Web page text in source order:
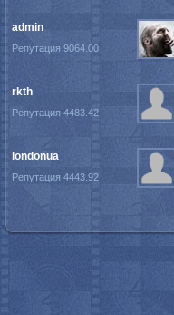
admin
Репутация 9064.00
rkth
Репутация 4483.42
londonua
Репутация 4443.92